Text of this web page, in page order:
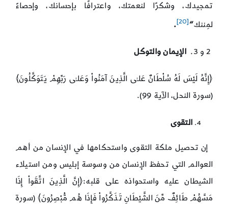
تمجيدك، وشكرًا لنعمتك، واعترافًا بإحسانك، وإحصاءً
لمِننك“
[20]
.
الإيمان والتوكل
﴿إِنَّهُ لَيْسَ لَهُ سُلْطَانٌ عَلـٰى الَّذِينَ آمَنُواْ وَعَلـٰى رَبِّهِمْ يَتَوَكَّلُونَ﴾
(سورة النحل، الآية 99).
التقوى
إن تحصيل ملكة التقوى واستحكامها في الإنسان من أهم
العوالم التي تحفظ الإنسان من وسوسة إبليس ومن استيلاء
الشيطان عليه واستحواذه على قلبه:﴿إِنَّ الَّذِينَ اتَّقَواْ إِذَا
مَسَّهُمْ طَائِفٌ مِّنَ الشَّيْطَانِ تَذَكَّرُواْ فَإِذَا هُم مُّبْصِرُونَ﴾ (سورة